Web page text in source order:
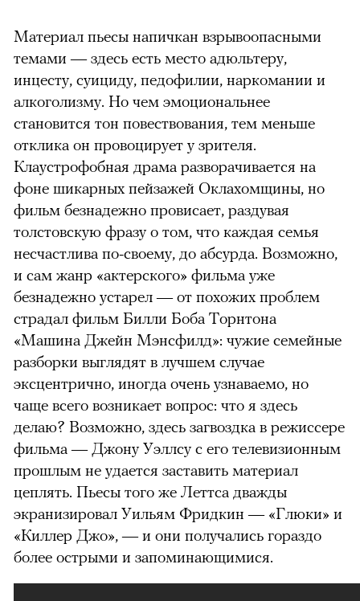
Материал пьесы напичкан взрывоопасными
темами — здесь есть место адюльтеру,
инцесту, суициду, педофилии, наркомании и
алкоголизму. Но чем эмоциональнее
становится тон повествования, тем меньше
отклика он провоцирует у зрителя.
Клаустрофобная драма разворачивается на
фоне шикарных пейзажей Оклахомщины, но
фильм безнадежно провисает, раздувая
толстовскую фразу о том, что каждая семья
несчастлива по-своему, до абсурда. Возможно,
и сам жанр «актерского» фильма уже
безнадежно устарел — от похожих проблем
страдал фильм Билли Боба Торнтона
«Машина Джейн Мэнсфилд»: чужие семейные
разборки выглядят в лучшем случае
эксцентрично, иногда очень узнаваемо, но
чаще всего возникает вопрос: что я здесь
делаю? Возможно, здесь загвоздка в режиссере
фильма — Джону Уэллсу с его телевизионным
прошлым не удается заставить материал
цеплять. Пьесы того же Леттса дважды
экранизировал Уильям Фридкин — «Глюки» и
«Киллер Джо», — и они получались гораздо
более острыми и запоминающимися.